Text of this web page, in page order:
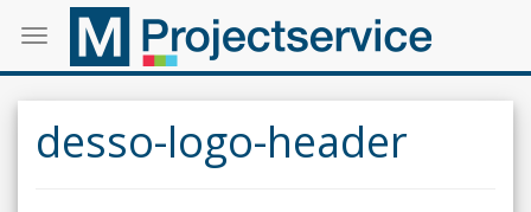
Toggle
navigation
desso-logo-header